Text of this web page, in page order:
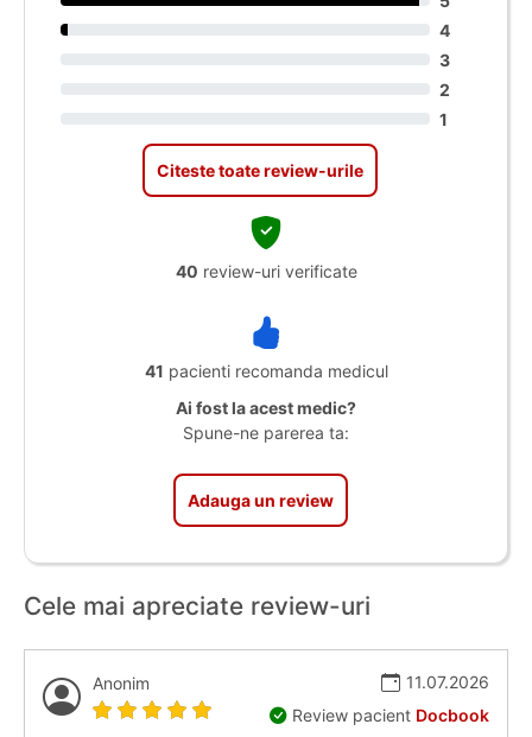
4
3
2
1
Citeste toate review-urile
40 review-uri verificate
41 pacienti recomanda medicul
Ai fost la acest medic?
Spune-ne parerea ta:
Adauga un review
Cele mai apreciate review-uri
Anonim
11.07.2026
Review pacient Docbook